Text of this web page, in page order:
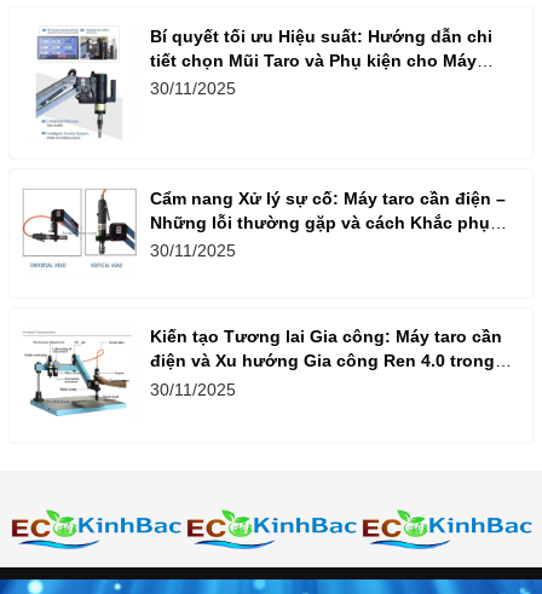
Bí quyết tối ưu Hiệu suất: Hướng dẫn chi
tiết chọn Mũi Taro và Phụ kiện cho Máy
Taro Cần Điện
30/11/2025
Cẩm nang Xử lý sự cố: Máy taro cần điện –
Những lỗi thường gặp và cách Khắc phục
nhanh, hiệu quả
30/11/2025
Kiến tạo Tương lai Gia công: Máy taro cần
điện và Xu hướng Gia công Ren 4.0 trong
Doanh nghiệp Việt
30/11/2025